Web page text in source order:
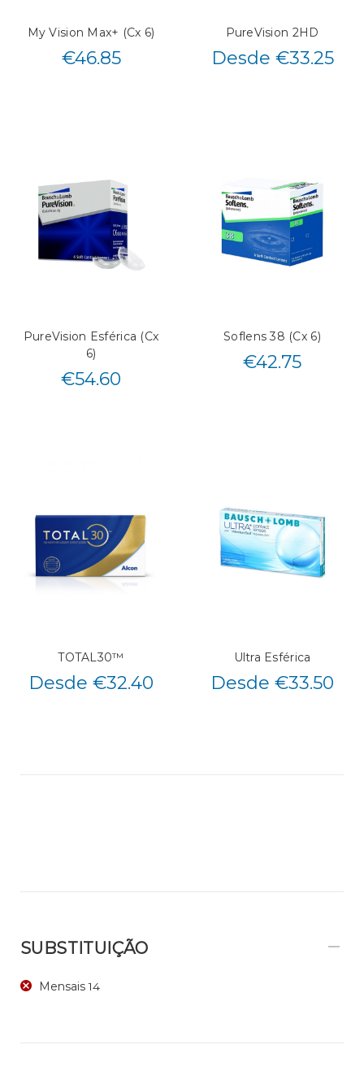
My Vision Max+ (Cx 6)
€46.85
PureVision 2HD
Desde €33.25
PureVision Esférica (Cx
6)
€54.60
Soflens 38 (Cx 6)
€42.75
TOTAL30™
Desde €32.40
Ultra Esférica
Desde €33.50
SUBSTITUIÇÃO
Mensais 14